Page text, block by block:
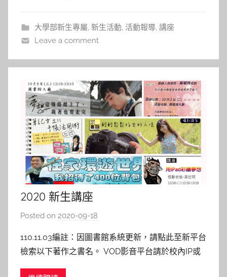
大學部新生專屬, 新生活動, 活動報導, 講座
Leave a comment
2020 新生講座
Posted on 2020-09-18
c
a
110.11.03編註：因圖書館系統更新，請點此至新平台
檢索以下著作之書名。 VOD影音平台請於校內IP或